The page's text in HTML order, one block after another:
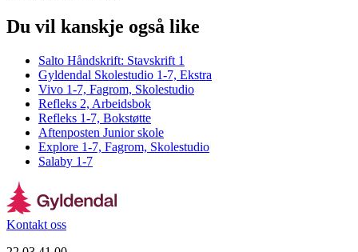
Du vil kanskje også like
Salto Håndskrift: Stavskrift 1
Gyldendal Skolestudio 1-7, Ekstra
Vivo 1-7, Fagrom, Skolestudio
Refleks 2, Arbeidsbok
Refleks 1-7, Bokstøtte
Aftenposten Junior skole
Explore 1-7, Fagrom, Skolestudio
Salaby 1-7
Kontakt oss